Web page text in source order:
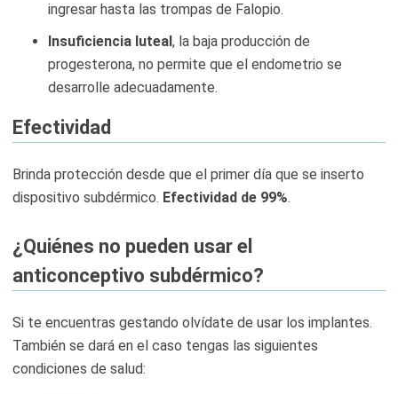
ingresar hasta las trompas de Falopio.
Insuficiencia luteal, la baja producción de
progesterona, no permite que el endometrio se
desarrolle adecuadamente.
Efectividad
Brinda protección desde que el primer día que se inserto
dispositivo subdérmico. Efectividad de 99%.
¿Quiénes no pueden usar el
anticonceptivo subdérmico?
Si te encuentras gestando olvídate de usar los implantes.
También se dará en el caso tengas las siguientes
condiciones de salud: